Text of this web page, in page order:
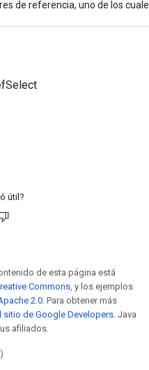
de referencia, uno de los
útil?
de esta página está
Commons, y los ejemplos
2.0. Para obtener más
sitio de Google Developers. Java
afiliados.